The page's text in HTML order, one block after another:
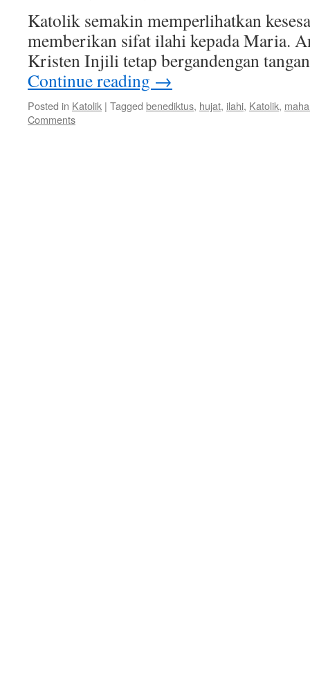
Katolik semakin memperlihatkan
memberikan sifat ilahi kepada Maria.
Kristen Injili tetap bergandengan
Continue reading →
Posted in Katolik | Tagged benediktus, hujat, ilahi, Katolik,
Comments